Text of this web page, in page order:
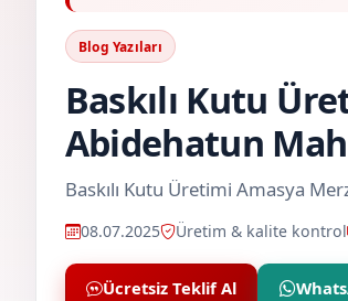
Blog Yazıları
Baskılı Kutu
Abidehatun
Baskılı Kutu Üretimi Amasya
08.07.2025 Üretim & kalite kontrol
Ücretsiz Teklif Al